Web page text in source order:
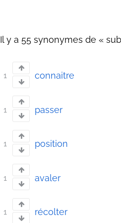
Il y a 55 synonymes de «
1 connaitre
1 passer
1 position
1 avaler
1 récolter